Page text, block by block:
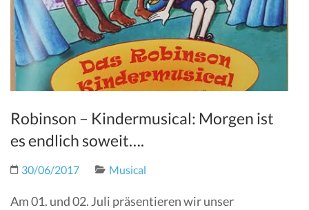
Robinson – Kindermusical: Morgen ist
es endlich soweit….
30/06/2017 Musical
Am 01. und 02. Juli präsentieren wir unser